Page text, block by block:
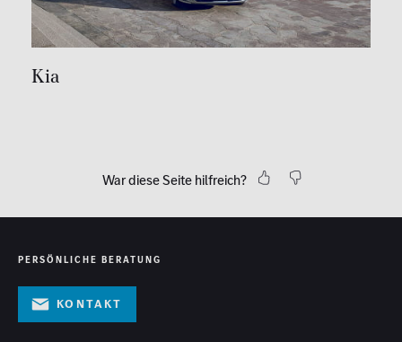
Kia
War diese Seite hilfreich?
PERSÖNLICHE BERATUNG
Kontakt